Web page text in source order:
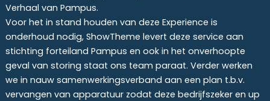
Verhaal van Pampus.
Voor het in stand houden van deze Experience is
onderhoud nodig, ShowTheme levert deze service aan
stichting forteiland Pampus en ook in het onverhoopte
geval van storing staat ons team paraat. Verder werken
we in nauw samenwerkingsverband aan een plan t.b.v.
vervangen van apparatuur zodat deze bedrijfszeker en up